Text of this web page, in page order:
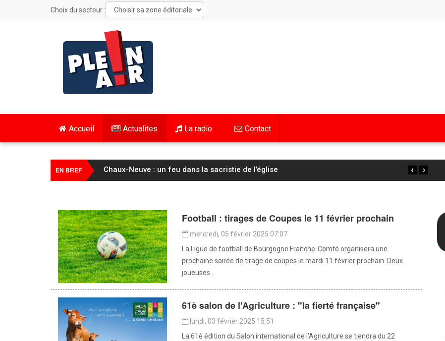
Choix du secteur :
Accueil Actualites La radio Contact
EN BREF Cyclisme / Tour de France Femmes : Pauline Ferrand-Prévot perd encore du temps ›
‹
Football : tirages de Coupes le 11 février prochain
mercredi, 05 février 2025 07:07
La Ligue de football de Bourgogne Franche-Comté organisera une
prochaine soirée de tirage de coupes le mardi 11 février prochain. Deux
joueuses...
61è salon de l'Agriculture : "la fierté française"
lundi, 03 février 2025 15:51
La 61è édition du Salon international de l’Agriculture se tiendra du 22